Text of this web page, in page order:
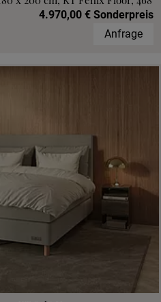
4.970,00 € Sonderpreis
Anfrage